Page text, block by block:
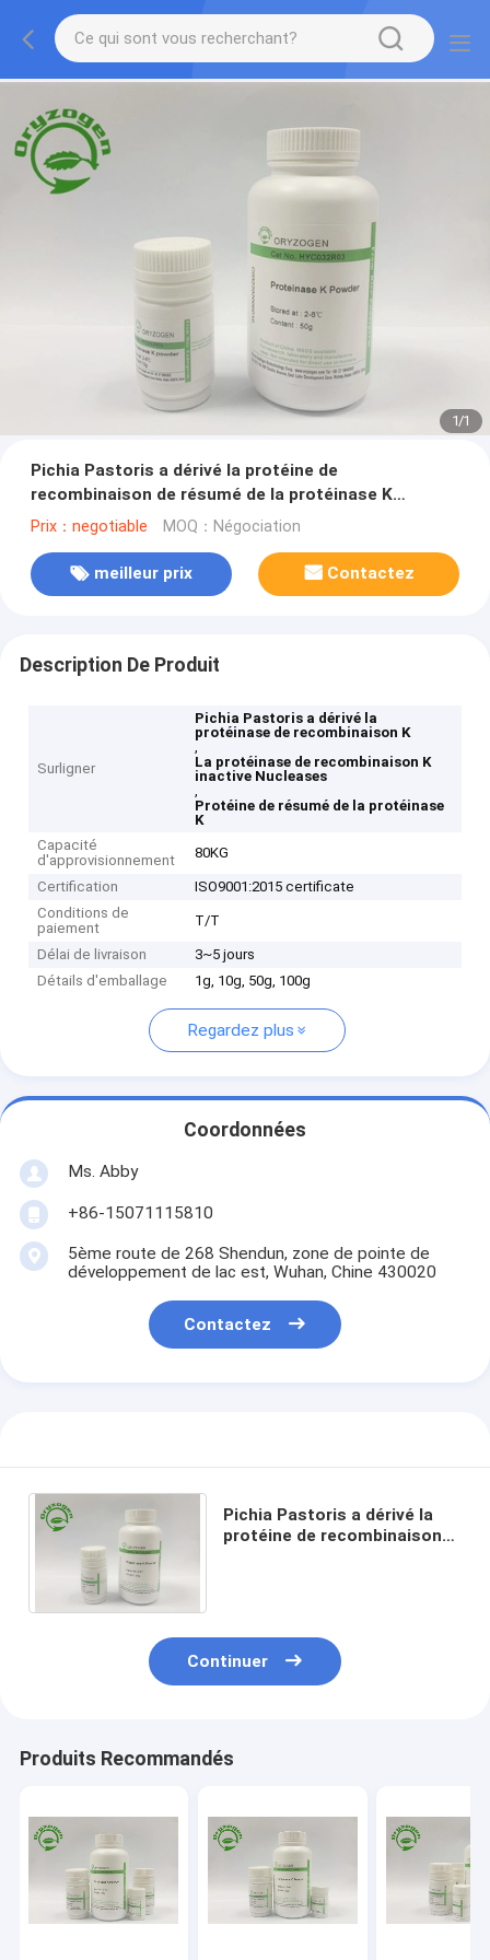
1/1
Pichia Pastoris a dérivé la protéine de
recombinaison de résumé de la protéinase K
inactive Nucleases
Prix：negotiable MOQ：Négociation
meilleur prix Contactez
Description De Produit
Surligner
Pichia Pastoris a dérivé la
protéinase de recombinaison K
,
La protéinase de recombinaison K
inactive Nucleases
,
Protéine de résumé de la protéinase
K
Capacité
d'approvisionnement
80KG
Certification
ISO9001:2015 certificate
Conditions de
paiement
T/T
Délai de livraison
3~5 jours
Détails d'emballage
1g, 10g, 50g, 100g
Regardez plus
Coordonnées
Ms. Abby
+86-15071115810
5ème route de 268 Shendun, zone de pointe de
développement de lac est, Wuhan, Chine 430020
Contactez
Pichia Pastoris a dérivé la
protéine de recombinaison
Continuer
Produits Recommandés